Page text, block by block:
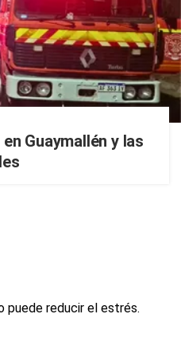
Guaymallén y las